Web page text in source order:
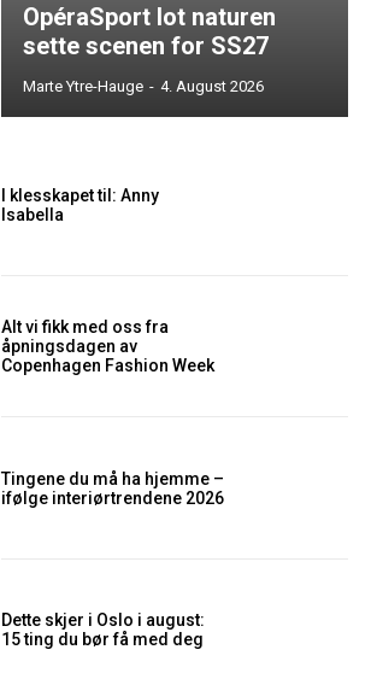
OpéraSport lot naturen
sette scenen for SS27
Marte Ytre-Hauge - 4. August 2026
I klesskapet til: Anny
Isabella
Alt vi fikk med oss fra
åpningsdagen av
Copenhagen Fashion Week
Tingene du må ha hjemme –
ifølge interiørtrendene 2026
Dette skjer i Oslo i august:
15 ting du bør få med deg